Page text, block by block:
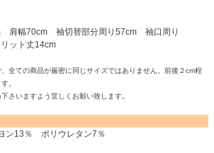
肩幅70cm 袖切替部分周り57cm 袖口周り
ット丈14cm
全ての商品が厳密に同じサイズではありません。前後２cm程
。
さいますよう宜しくお願い致します。
ン13％ ポリウレタン7％